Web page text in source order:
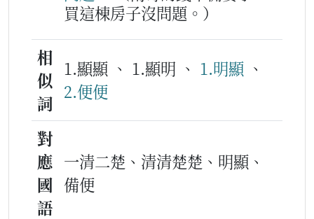
買這棟房子沒問題。）
相
似
詞
1.顯顯 、 1.顯明 、 1.明顯 、
2.便便
對
應
國
語
一清二楚、清清楚楚、明顯、
備便